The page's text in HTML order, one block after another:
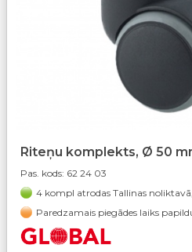
Riteņu komplekts, Ø 50
Pas. kods: 62 24 03
4 kompl atrodas Tallinas
Paredzamais piegādes laiks